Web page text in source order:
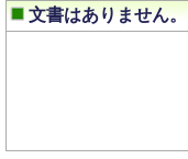
文書はありません。